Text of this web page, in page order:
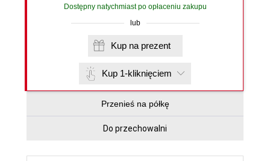
Dostępny natychmiast po opłaceniu zakupu
lub
Kup na prezent
Kup 1-kliknięciem
Przenieś na półkę
Do przechowalni